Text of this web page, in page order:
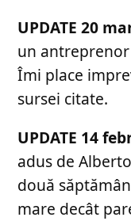
UPDATE 20
un antreprenor
Îmi place
sursei citate.
UPDATE 14
adus de
două
mare decât